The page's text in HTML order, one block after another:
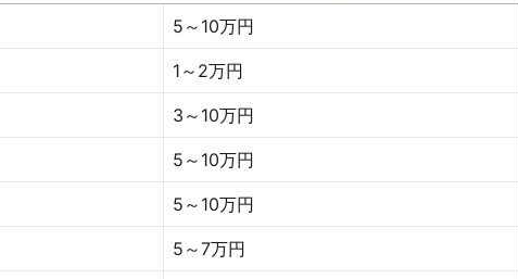
5～10万円
1～2万円
3～10万円
5～10万円
5～10万円
5～7万円